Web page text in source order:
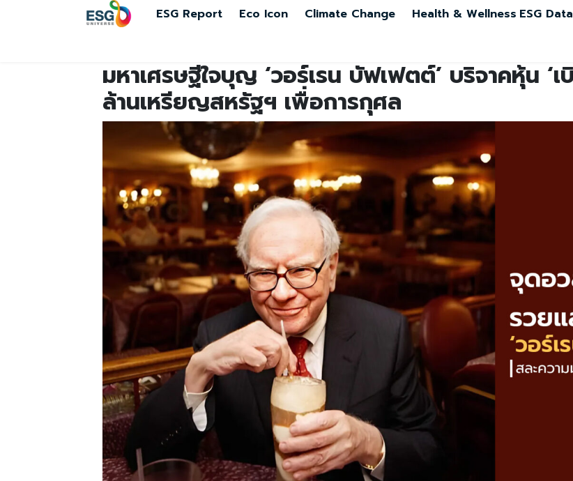
ESG Report Eco Icon Climate Change Health & Wellness ESG Data
มหาเศรษฐีใจบุญ ‘วอร์เรน บัฟเฟตต์’ บริจาคหุ้น ‘เ
ล้านเหรียญสหรัฐฯ เพื่อการกุศล